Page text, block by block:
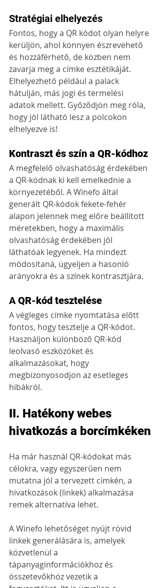
Stratégiai elhelyezés
Fontos, hogy a QR kódot olyan helyre
kerüljön, ahol könnyen észrevehető
és hozzáférhető, de közben nem
zavarja meg a címke esztétikáját.
Elhelyezhető például a palack
hátulján, más jogi és termelési
adatok mellett. Győződjön meg róla,
hogy jól látható lesz a polcokon
elhelyezve is!
Kontraszt és szín a QR-kódhoz
A megfelelő olvashatóság érdekében
a QR-kódnak ki kell emelkednie a
környezetéből. A Winefo által
generált QR-kódok fekete-fehér
alapon jelennek meg előre beállított
méretekben, hogy a maximális
olvashatóság érdekében jól
láthatóak legyenek. Ha mindezt
módosítaná, ügyeljen a hasonló
arányokra és a színek kontrasztjára.
A QR-kód tesztelése
A végleges címke nyomtatása előtt
fontos, hogy tesztelje a QR-kódot.
Használjon különböző QR-kód
leolvasó eszközöket és
alkalmazásokat, hogy
megbizonyosodjon az esetleges
hibákról.
II. Hatékony webes
hivatkozás a borcímkéken
Ha már használ QR-kódokat más
célokra, vagy egyszerűen nem
mutatna jól a tervezett címkén, a
hivatkozások (linkek) alkalmazása
remek alternatíva lehet.
A Winefo lehetőséget nyújt rövid
linkek generálására is, amelyek
közvetlenül a
tápanyaginformációkhoz és
összetevőkhöz vezetik a